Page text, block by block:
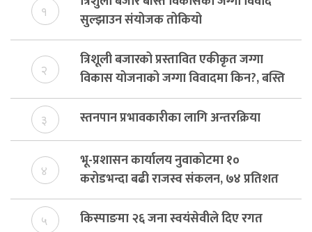
१
सुल्झाउन संयोजक तोकियो
२
त्रिशूली बजारको प्रस्तावित एकीकृत जग्गा
विकास योजनाको जग्गा विवादमा किन?, बस्ति
विकास दर्ता नभए समिति विघटन हुने
३ स्तनपान प्रभावकारीका लागि अन्तरक्रिया
४
भू-प्रशासन कार्यालय नुवाकोटमा १०
करोडभन्दा बढी राजस्व संकलन, ७४ प्रतिशत
बेरुजु फर्छयौट
५ किस्पाङमा २६ जना स्वयंसेवीले दिए रगत